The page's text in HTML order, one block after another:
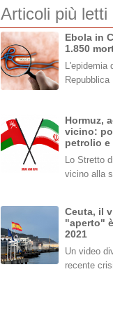
Articoli più letti
Ebola in
1.850
L'epidemia
Hormuz,
vicino:
petrolio e
Lo Stretto
vicino alla
Ceuta, il
"aperto"
2021
Un video
recente